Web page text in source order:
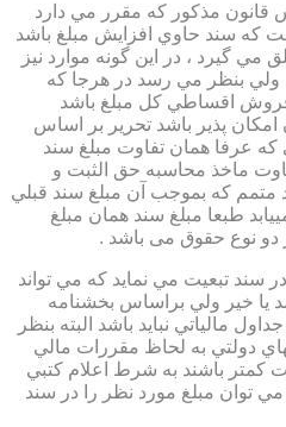
قانون مذكور كه مقرر مي دارد
كه سند حاوي افزايش مبلغ باشد
مي گيرد ، در اين گونه موارد نيز
بنظر مي رسد در هرجا كه
فروش اقساطي كل مبلغ باشد
پذير باشد تحرير بر اساس
عرفا همان تفاوت مبلغ سند
ماخذ محاسبه حق الثبت و
متمم كه بموجب آن مبلغ سند قبلي
طبعا مبلغ سند همان مبلغ
دو نوع حقوق می باشد .
در سند تبعيت مي نمايد كه مي تواند
يا خير ولي براساس بخشنامه
مالياتي نبايد باشد البته بنظر
دولتي به لحاظ مقررات مالي
كمتر باشند به شرط اعلام كتبي
توان مبلغ مورد نظر را در سند